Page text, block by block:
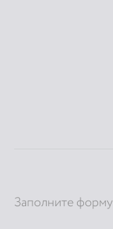
Заполните форму